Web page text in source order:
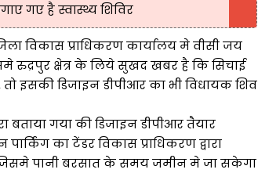
गए है स्वास्थ्य शिविर
विकास प्राधिकरण कार्यालय मे वीसी जय
क्षेत्र के लिये सुखद खबर है कि सिचाई
इसकी डिजाइन डीपीआर का भी विधायक शिव
बताया गया की डिजाइन डीपीआर तैयार
का टेंडर विकास प्राधिकरण द्वारा
जिसमे पानी बरसात के समय जमीन मे जा सकेगा